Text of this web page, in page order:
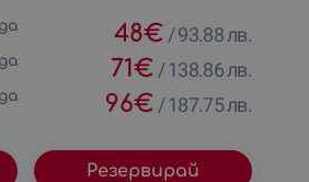
48€ /93.88 лв.
71€ /138.86 лв.
96€ /187.75 лв.
Резервирай